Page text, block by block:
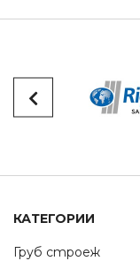
КАТЕГОРИИ
Груб строеж